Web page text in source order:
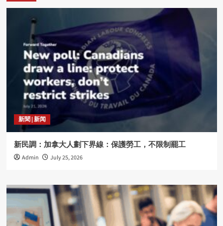
新聞 | 新闻
新民調：加拿大人劃下界線：保護勞工，不限制罷工
Admin July 25, 2026